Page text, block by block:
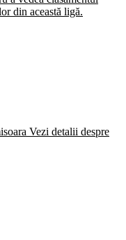
din această ligă.
Vezi detalii despre